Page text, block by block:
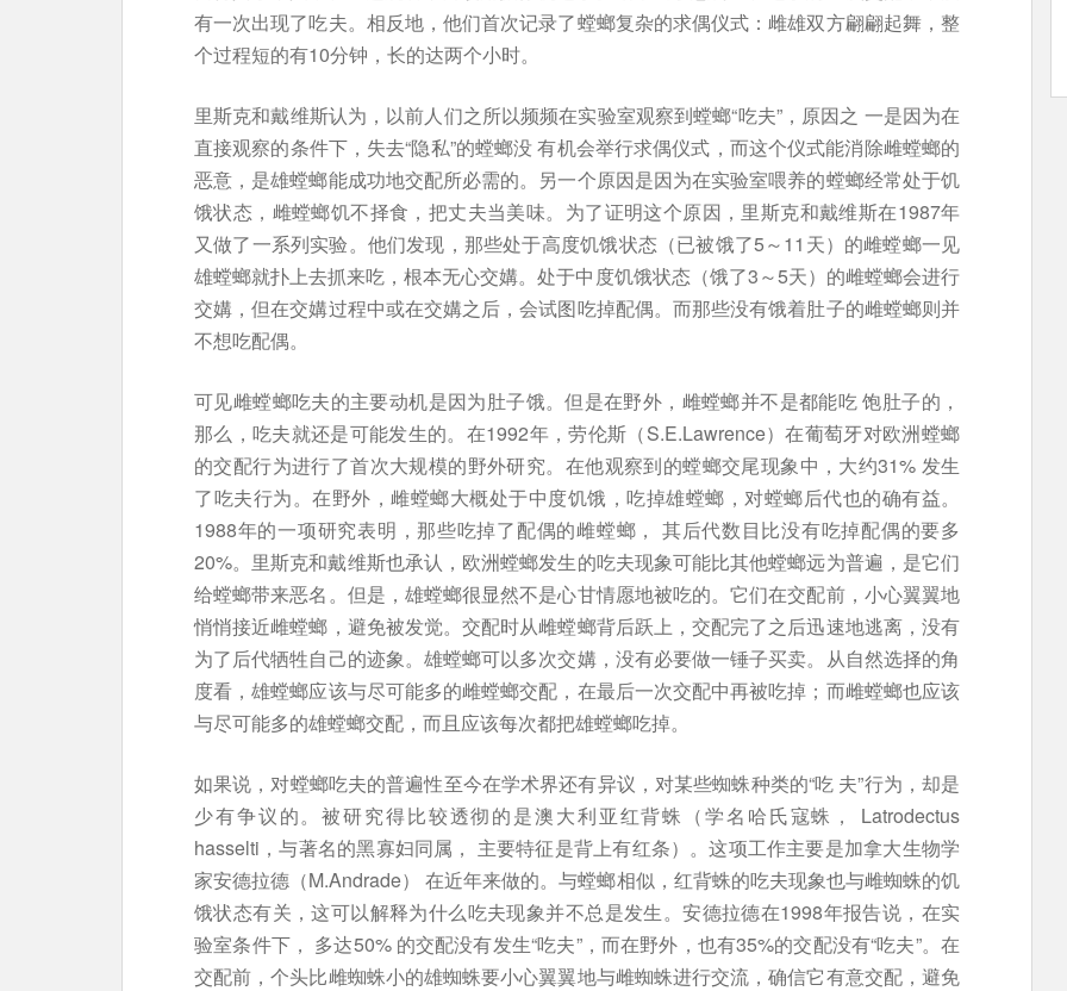
有一次出现了吃夫。相反地，他们首次记录了螳螂复杂的求偶仪式：雌雄双方翩翩起舞，整
个过程短的有10分钟，长的达两个小时。
里斯克和戴维斯认为，以前人们之所以频频在实验室观察到螳螂“吃夫”，原因之 一是因为在
直接观察的条件下，失去“隐私”的螳螂没 有机会举行求偶仪式，而这个仪式能消除雌螳螂的
恶意，是雄螳螂能成功地交配所必需的。另一个原因是因为在实验室喂养的螳螂经常处于饥
饿状态，雌螳螂饥不择食，把丈夫当美味。为了证明这个原因，里斯克和戴维斯在1987年
又做了一系列实验。他们发现，那些处于高度饥饿状态（已被饿了5～11天）的雌螳螂一见
雄螳螂就扑上去抓来吃，根本无心交媾。处于中度饥饿状态（饿了3～5天）的雌螳螂会进行
交媾，但在交媾过程中或在交媾之后，会试图吃掉配偶。而那些没有饿着肚子的雌螳螂则并
不想吃配偶。
可见雌螳螂吃夫的主要动机是因为肚子饿。但是在野外，雌螳螂并不是都能吃 饱肚子的，
那么，吃夫就还是可能发生的。在1992年，劳伦斯（S.E.Lawrence）在葡萄牙对欧洲螳螂
的交配行为进行了首次大规模的野外研究。在他观察到的螳螂交尾现象中，大约31% 发生
了吃夫行为。在野外，雌螳螂大概处于中度饥饿，吃掉雄螳螂，对螳螂后代也的确有益。
1988年的一项研究表明，那些吃掉了配偶的雌螳螂， 其后代数目比没有吃掉配偶的要多
20%。里斯克和戴维斯也承认，欧洲螳螂发生的吃夫现象可能比其他螳螂远为普遍，是它们
给螳螂带来恶名。但是，雄螳螂很显然不是心甘情愿地被吃的。它们在交配前，小心翼翼地
悄悄接近雌螳螂，避免被发觉。交配时从雌螳螂背后跃上，交配完了之后迅速地逃离，没有
为了后代牺牲自己的迹象。雄螳螂可以多次交媾，没有必要做一锤子买卖。从自然选择的角
度看，雄螳螂应该与尽可能多的雌螳螂交配，在最后一次交配中再被吃掉；而雌螳螂也应该
与尽可能多的雄螳螂交配，而且应该每次都把雄螳螂吃掉。
如果说，对螳螂吃夫的普遍性至今在学术界还有异议，对某些蜘蛛种类的“吃 夫”行为，却是
少有争议的。被研究得比较透彻的是澳大利亚红背蛛（学名哈氏寇蛛， Latrodectus
hasselti，与著名的黑寡妇同属， 主要特征是背上有红条）。这项工作主要是加拿大生物学
家安德拉德（M.Andrade） 在近年来做的。与螳螂相似，红背蛛的吃夫现象也与雌蜘蛛的饥
饿状态有关，这可以解释为什么吃夫现象并不总是发生。安德拉德在1998年报告说，在实
验室条件下， 多达50% 的交配没有发生“吃夫”，而在野外，也有35%的交配没有“吃夫”。在
交配前，个头比雌蜘蛛小的雄蜘蛛要小心翼翼地与雌蜘蛛进行交流，确信它有意交配，避免